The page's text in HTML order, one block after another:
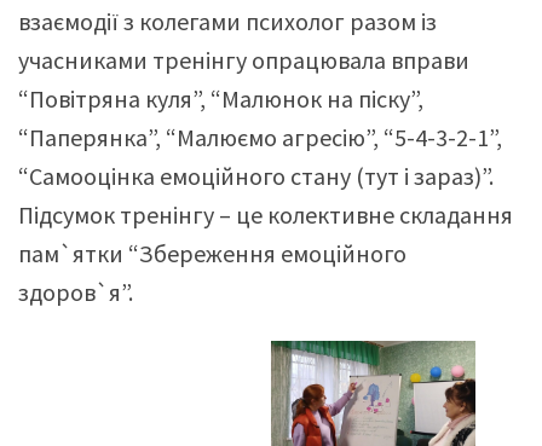
взаємодії з колегами психолог разом із
учасниками тренінгу опрацювала вправи
“Повітряна куля”, “Малюнок на піску”,
“Паперянка”, “Малюємо агресію”, “5-4-3-2-1”,
“Самооцінка емоційного стану (тут і зараз)”.
Підсумок тренінгу – це колективне складання
пам`ятки “Збереження емоційного
здоров`я”.